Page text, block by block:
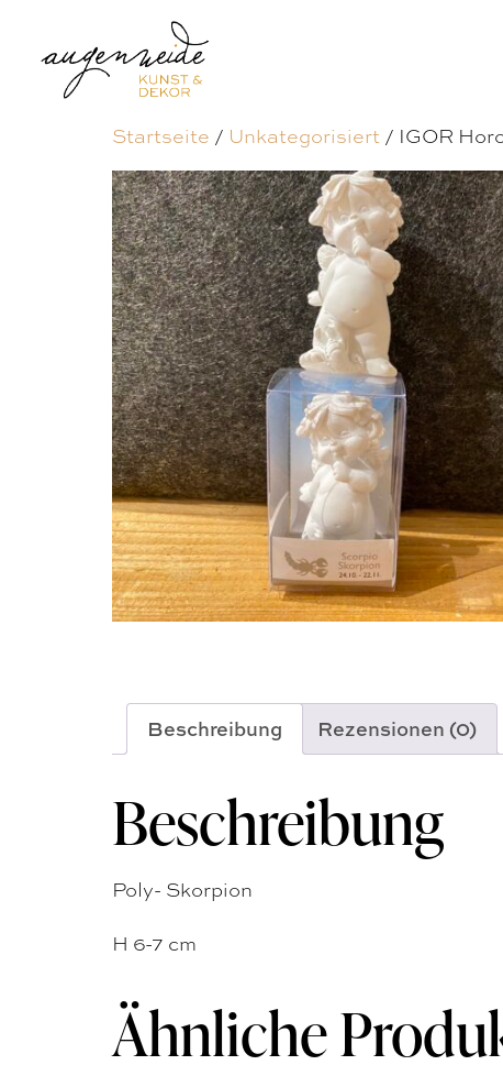
Startseite / Unkategorisiert / IGOR
Beschreibung Rezensionen (0)
Beschreibung
Poly- Skorpion
H 6-7 cm
Ähnliche